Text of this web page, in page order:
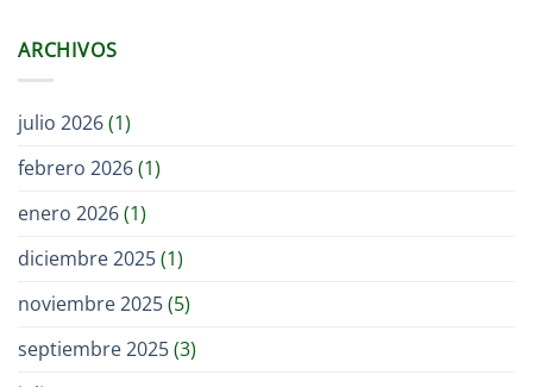
ARCHIVOS
julio 2026(1)
febrero 2026(1)
enero 2026(1)
diciembre 2025(1)
noviembre 2025(5)
septiembre 2025(3)